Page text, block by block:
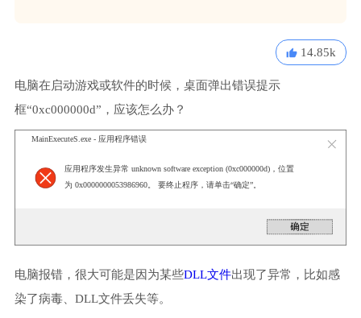
14.85k
电脑在启动游戏或软件的时候，桌面弹出错误提示
框“0xc000000d”，应该怎么办？
MainExecuteS.exe - 应用程序错误
应用程序发生异常 unknown software exception (0xc000000d)，位置
为 0x0000000053986960。 要终止程序，请单击“确定”。
电脑报错，很大可能是因为某些DLL文件出现了异常，比如感
染了病毒、DLL文件丢失等。